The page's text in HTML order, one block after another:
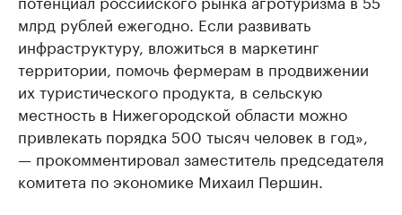
млрд рублей ежегодно. Если развивать
инфраструктуру, вложиться в маркетинг
территории, помочь фермерам в продвижении
их туристического продукта, в сельскую
местность в Нижегородской области можно
привлекать порядка 500 тысяч человек в год»,
— прокомментировал заместитель председателя
комитета по экономике Михаил Першин.